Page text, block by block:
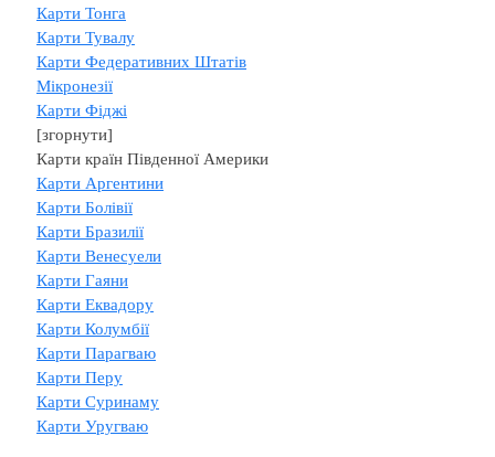
Карти Тонга
Карти Тувалу
Карти Федеративних Штатів
Мікронезії
Карти Фіджі
[згорнути]
Карти країн Південної Америки
Карти Аргентини
Карти Болівії
Карти Бразилії
Карти Венесуели
Карти Гаяни
Карти Еквадору
Карти Колумбії
Карти Парагваю
Карти Перу
Карти Суринаму
Карти Уругваю